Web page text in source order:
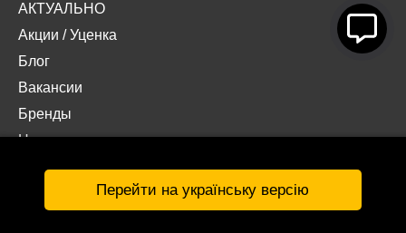
АКТУАЛЬНО
Акции /Уценка
Блог
Вакансии
Бренды
Наши проекты
Документы
Перейти на українську версію